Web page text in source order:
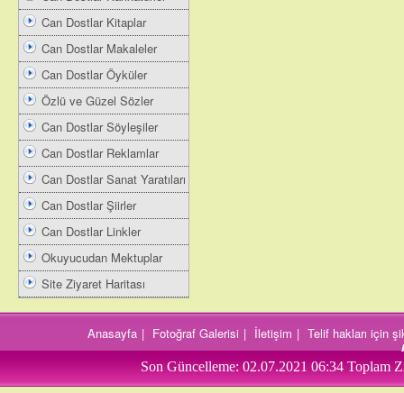
Can Dostlar Kitaplar
Can Dostlar Makaleler
Can Dostlar Öyküler
Özlü ve Güzel Sözler
Can Dostlar Söyleşiler
Can Dostlar Reklamlar
Can Dostlar Sanat Yaratıları
Can Dostlar Şiirler
Can Dostlar Linkler
Okuyucudan Mektuplar
Site Ziyaret Haritası
Anasayfa | Fotoğraf Galerisi | İletişim | Telif hakları için
Son Güncelleme: 02.07.2021 06:34 Toplam